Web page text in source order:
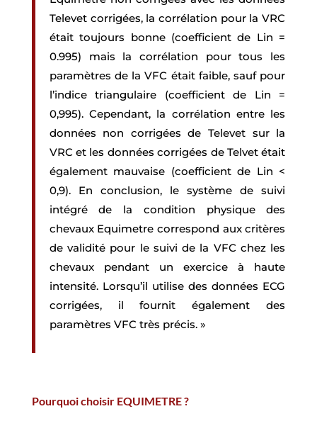
Televet corrigées, la corrélation pour la VRC
était toujours bonne (coefficient de Lin =
0.995) mais la corrélation pour tous les
paramètres de la VFC était faible, sauf pour
l’indice triangulaire (coefficient de Lin =
0,995). Cependant, la corrélation entre les
données non corrigées de Televet sur la
VRC et les données corrigées de Telvet était
également mauvaise (coefficient de Lin <
0,9). En conclusion, le système de suivi
intégré de la condition physique des
chevaux Equimetre correspond aux critères
de validité pour le suivi de la VFC chez les
chevaux pendant un exercice à haute
intensité. Lorsqu’il utilise des données ECG
corrigées, il fournit également des
paramètres VFC très précis. »
Pourquoi choisir EQUIMETRE ?